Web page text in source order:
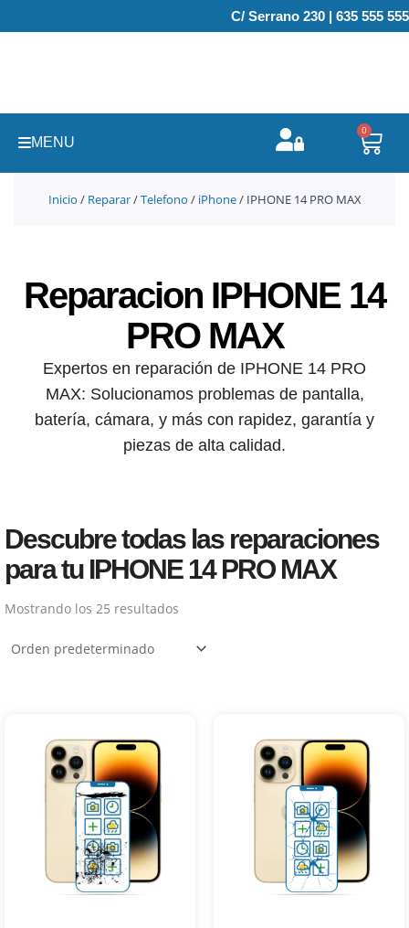
al
C/ Serrano 230 | 635 555 555
MENU
0
Inicio / Reparar/Telefono / iPhone/ IPHONE 14 PRO MAX
Reparacion IPHONE 14
PRO MAX
Expertos en reparación de IPHONE 14 PRO
MAX: Solucionamos problemas de pantalla,
batería, cámara, y más con rapidez, garantía y
piezas de alta calidad.
Descubre todas las reparaciones
para tu IPHONE 14 PRO MAX
Mostrando los 25 resultados